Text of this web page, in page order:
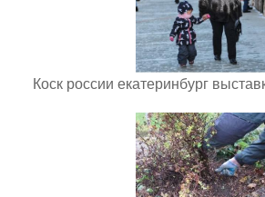
Коск россии екатеринбург